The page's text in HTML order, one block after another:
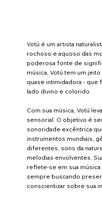
Votú é um artista
rochoso e aquoso das
poderosa fonte de
música, Votú tem um
quase intimidadora - que
lado divino e colorido.
Com sua música, Votú
sensorial. O objetivo é
sonoridade excêntrica
instrumentos mundiais,
diferentes, sons da
melodias envolventes.
reflete-se em sua
sempre buscando
conscientizar sobre sua